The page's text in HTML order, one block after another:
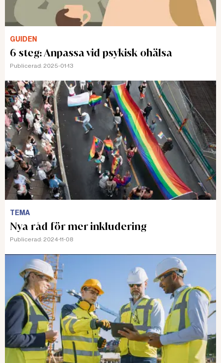
GUIDEN
6 steg: Anpassa vid psykisk ohälsa
Publicerad: 2025-01-13
TEMA
Nya råd för mer inkludering
Publicerad: 2024-11-08